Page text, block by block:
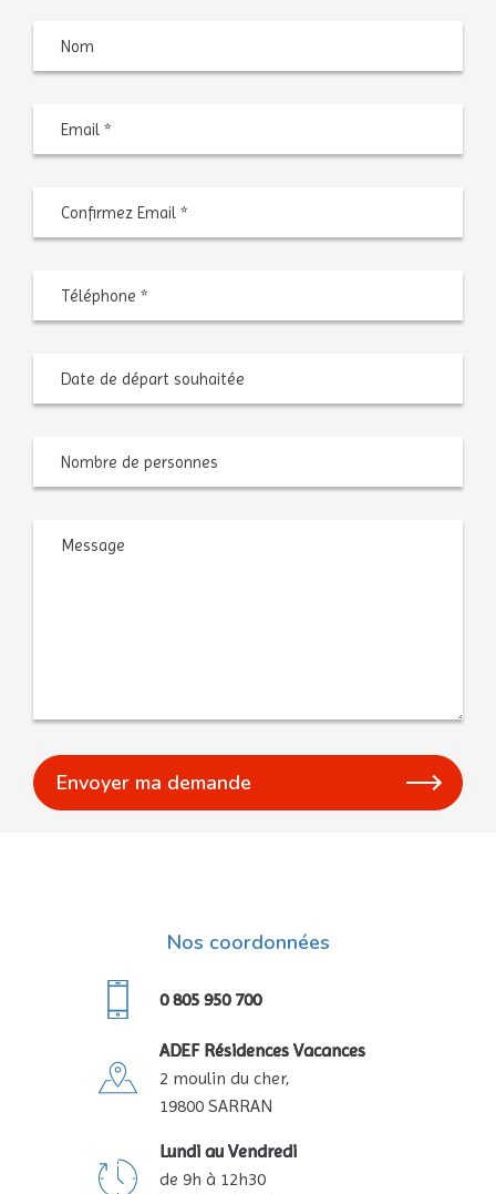
Nom
Téléphone
Date
départ
MM
AAAA
Nombre
personnes
Message
Nos coordonnées
0 805 950 700
ADEF Résidences Vacances
2 moulin du cher,
19800 SARRAN
Lundi au Vendredi
de 9h à 12h30